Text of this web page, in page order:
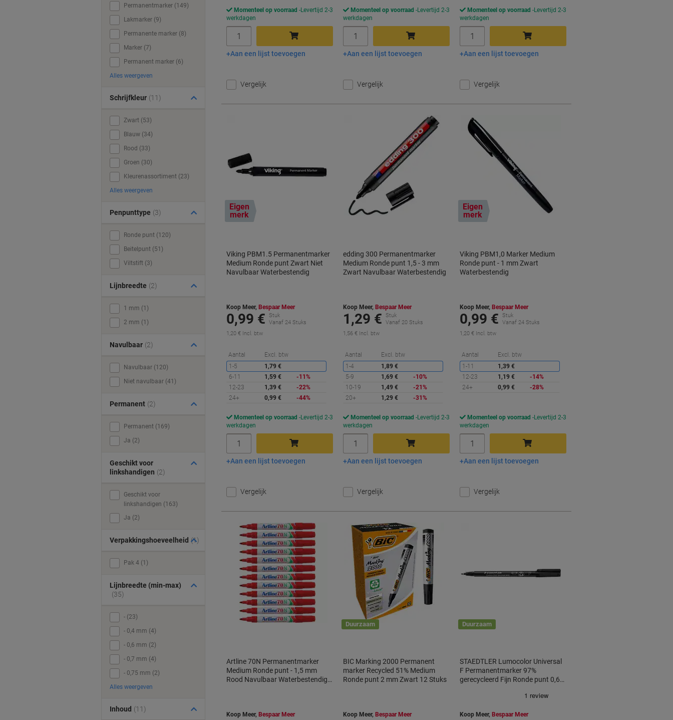
Momenteel op voorraad
Levertijd 2-3
werkdagen
In winkelwagen
Aan een lijst toevoegen
Vergelijk
Momenteel op voorraad
Levertijd 2-3
werkdagen
In winkelwagen
Aan een lijst toevoegen
Vergelijk
Momenteel op voorraad
Levertijd 2-3
werkdagen
In winkelwagen
Aan een lijst toevoegen
Vergelijk
Eigen
merk
Viking PBM1.5 Permanentmarker
Medium Ronde punt Zwart Niet
Navulbaar Waterbestendig
Koop Meer, Bespaar Meer
0,99 €
Stuk
Vanaf 24 Stuks
1,20 € Incl. btw
Aantal Excl. btw
Korting
1-5
1,79 €
6-11
1,59 €
-11%
12-23
1,39 €
-22%
24+
0,99 € -44%
Momenteel op voorraad
Levertijd 2-3
werkdagen
In winkelwagen
Aan een lijst toevoegen
Vergelijk
edding 300 Permanentmarker
Medium Ronde punt 1,5 - 3 mm
Zwart Navulbaar Waterbestendig
Koop Meer, Bespaar Meer
1,29 €
Stuk
Vanaf 20 Stuks
1,56 € Incl. btw
Aantal Excl. btw
Korting
1-4
1,89 €
5-9
1,69 €
-10%
10-19
1,49 €
-21%
20+
1,29 € -31%
Momenteel op voorraad
Levertijd 2-3
werkdagen
In winkelwagen
Aan een lijst toevoegen
Vergelijk
Eigen
merk
Viking PBM1,0 Marker Medium
Ronde punt - 1 mm Zwart
Waterbestendig
Koop Meer, Bespaar Meer
0,99 €
Stuk
Vanaf 24 Stuks
1,20 € Incl. btw
Aantal Excl. btw
1-11
1,39 €
12-23
1,19 €
-14%
24+
0,99 € -28%
Momenteel op voorraad
Levertijd 2-3
werkdagen
In winkelwagen
Aan een lijst toevoegen
Vergelijk
Artline 70N Permanentmarker
Medium Ronde punt - 1,5 mm
Rood Navulbaar Waterbestendig
Koop Meer, Bespaar Meer
Duurzaam
BIC Marking 2000 Permanent
marker Recycled 51% Medium
Ronde punt 2 mm Zwart 12 Stuks
Koop Meer, Bespaar Meer
Duurzaam
STAEDTLER Lumocolor Universal
F Permanentmarker 97%
gerecycleerd Fijn Ronde punt 0,6
Koop Meer, Bespaar Meer
Permanentmarker (149)
Lakmarker (9)
Permanente marker (8)
Marker (7)
Permanent marker (6)
Alles weergeven
Schrijfkleur (11)
Zwart (53)
Blauw (34)
Rood (33)
Groen (30)
Kleurenassortiment (23)
Alles weergeven
Penpunttype (3)
Ronde punt (120)
Beitelpunt (51)
Viltstift (3)
Lijnbreedte (2)
1 mm (1)
2 mm (1)
Navulbaar (2)
Navulbaar (120)
Niet navulbaar (41)
Permanent (2)
Permanent (169)
Ja (2)
Geschikt voor
linkshandigen (2)
Geschikt voor
linkshandigen (163)
Ja (2)
Verpakkingshoeveelheid (1)
Pak 4 (1)
Lijnbreedte (min-max)
(35)
- (23)
- 0,4 mm (4)
- 0,6 mm (2)
- 0,7 mm (4)
- 0,75 mm (2)
Alles weergeven
Inhoud (11)